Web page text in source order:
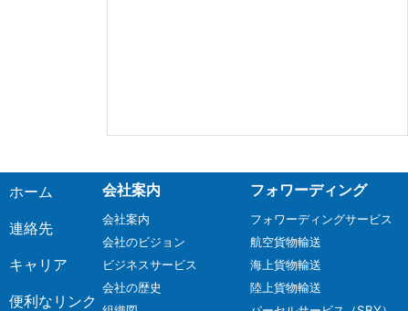
ホーム
連絡先
キャリア
便利なリンク
会社案内
会社案内
会社のビジョン
ビジネスサービス
会社の歴史
フォワーディング
フォワーディングサービス
航空貨物輸送
海上貨物輸送
陸上貨物輸送